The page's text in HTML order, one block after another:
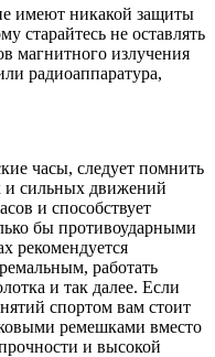
имеют никакой защиты
старайтесь не оставлять
магнитного излучения
радиоаппаратура,
часы, следует помнить
и сильных движений
и способствует
бы противоударными
рекомендуется
работать
и так далее. Если
спортом вам стоит
ремешками вместо
и высокой